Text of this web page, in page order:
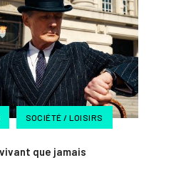
SOCIÉTÉ / LOISIRS
que jamais